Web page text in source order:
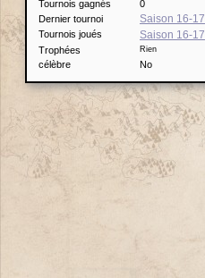
Tournois gagnés
0
Dernier tournoi
Saison 16-17
Tournois joués Saison 16-17
Trophées Rien
célèbre No